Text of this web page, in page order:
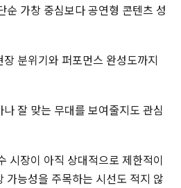
순 가창 중심보다 공연형 콘텐츠 성
분위기와 퍼포먼스 완성도까지
잘 맞는 무대를 보여줄지도 관심
시장이 아직 상대적으로 제한적이
가능성을 주목하는 시선도 적지 않